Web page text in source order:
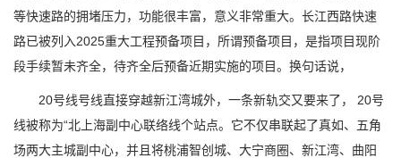
等快速路的拥堵压力，功能很丰富，意义非常重大。长江西路快速
路已被列入2025重大工程预备项目，所谓预备项目，是指项目现阶
段手续暂未齐全，待齐全后预备近期实施的项目。换句话说，
20号线号线直接穿越新江湾城外，一条新轨交又要来了， 20号
线被称为“北上海副中心联络线个站点。它不仅串联起了真如、五角
场两大主城副中心，并且将桃浦智创城、大宁商圈、新江湾、曲阳